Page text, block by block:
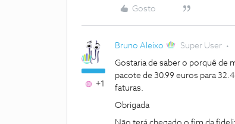
Gosto
+1
Bruno Aleixo Super User
Gostaria de saber o porquê de
pacote de 30.99 euros para
faturas.
Obrigada